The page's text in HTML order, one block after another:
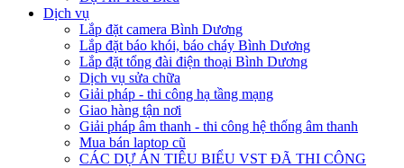
Dịch vụ
Lắp đặt camera Bình Dương
Lắp đặt báo khói, báo cháy Bình Dương
Lắp đặt tổng đài điện thoại Bình Dương
Dịch vụ sửa chữa
Giải pháp - thi công hạ tầng mạng
Giao hàng tận nơi
Giải pháp âm thanh - thi công hệ thống âm thanh
Mua bán laptop cũ
CÁC DỰ ÁN TIÊU BIỂU VST ĐÃ THI CÔNG